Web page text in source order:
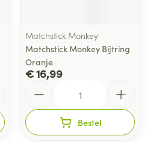
Matchstick Monkey
Matchstick Monkey Bijtring
Oranje
€ 16,99
Bestel